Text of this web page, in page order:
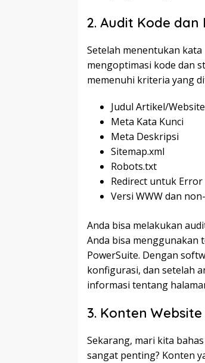
2. Audit Kode dan
Setelah menentukan
mengoptimasi kode dan
memenuhi kriteria yang
Judul Artikel/Website
Meta Kata Kunci
Meta Deskripsi
Sitemap.xml
Robots.txt
Redirect untuk Error
Versi WWW dan
Anda bisa melakukan
Anda bisa menggunakan
PowerSuite. Dengan
konfigurasi, dan setelah
informasi tentang
3. Konten
Sekarang, mari kita
sangat penting? Konten